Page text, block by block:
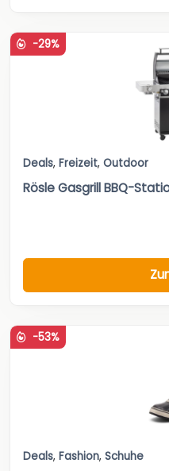
-29%
Deals, Freizeit, Outdoor
Rösle Gasgrill BBQ-
-53%
Deals, Fashion, Schuhe